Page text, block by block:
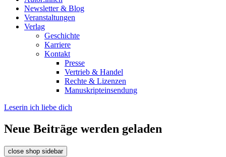
Newsletter & Blog
Veranstaltungen
Verlag
Geschichte
Karriere
Kontakt
Presse
Vertrieb & Handel
Rechte & Lizenzen
Manuskripteinsendung
Leserin ich liebe dich
Neue Beiträge werden geladen
close shop sidebar